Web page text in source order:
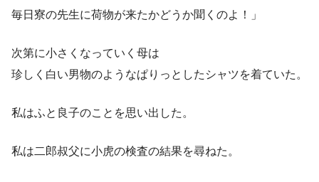
毎日寮の先生に荷物が来たかどうか聞くのよ！」
次第に小さくなっていく母は
珍しく白い男物のようなぱりっとしたシャツを着ていた。
私はふと良子のことを思い出した。
私は二郎叔父に小虎の検査の結果を尋ねた。